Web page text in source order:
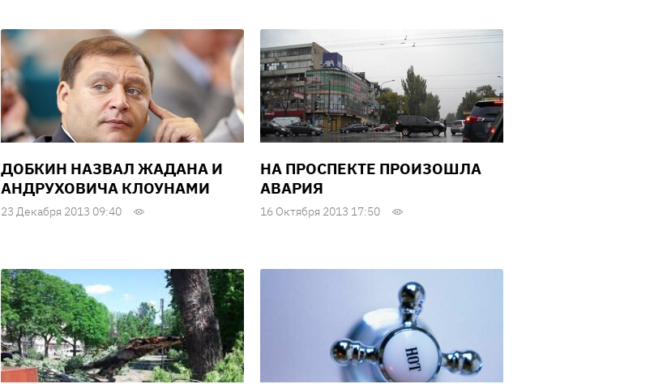
ДОБКИН НАЗВАЛ ЖАДАНА И
АНДРУХОВИЧА КЛОУНАМИ
23 Декабря 2013 09:40
НА ПРОСПЕКТЕ ПРОИЗОШЛА
АВАРИЯ
16 Октября 2013 17:50